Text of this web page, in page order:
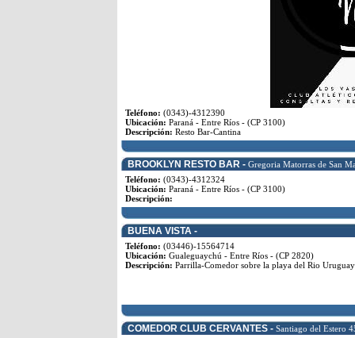
Teléfono: (0343)-4312390
Ubicación: Paraná - Entre Ríos - (CP 3100)
Descripción: Resto Bar-Cantina
BROOKLYN RESTO BAR - Gregoria Matorras de San
Teléfono: (0343)-4312324
Ubicación: Paraná - Entre Ríos - (CP 3100)
Descripción:
BUENA VISTA -
Teléfono: (03446)-15564714
Ubicación: Gualeguaychú - Entre Ríos - (CP 2820)
Descripción: Parrilla-Comedor sobre la playa del Rio Uruguay
COMEDOR CLUB CERVANTES - Santiago del Estero